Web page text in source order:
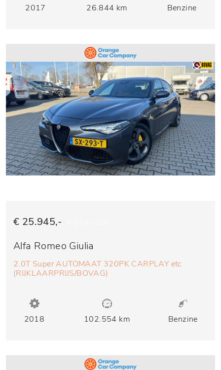
2017 26.844 km Benzine
€ 25.945,-
Alfa Romeo Giulia
2.0T Super AUTOMAAT 320PK CARPLAY etc
(RIJKLAARPRIJS/BOVAG)
2018 102.554 km Benzine